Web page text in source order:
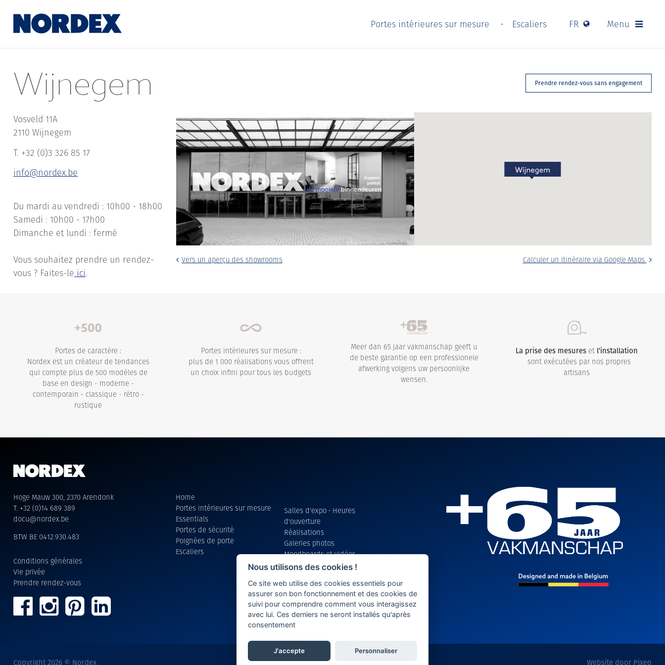
Portes intérieures sur mesure Escaliers FR Menu
Wijnegem Prendre rendez-vous sans engagement
Vosveld 11A
2110 Wijnegem
T. +32 (0)3 326 85 17
info@nordex.be
Du mardi au vendredi : 10h00 - 18h00
Samedi : 10h00 - 17h00
Dimanche et lundi : fermé
Vous souhaitez prendre un rendez-
vous ? Faites-le ici.
Vers un aperçu des showrooms Calculer un itinéraire via Google Maps
Portes de caractère :
Nordex est un créateur de tendances
qui compte plus de 500 modèles de
base en design - moderne -
contemporain - classique - rétro -
rustique
Portes intérieures sur mesure :
plus de 1 000 réalisations vous offrent
un choix infini pour tous les budgets
Meer dan 65 jaar vakmanschap geeft u
de beste garantie op een professionele
afwerking volgens uw persoonlijke
wensen.
La prise des mesures et l’installation
sont exécutées par nos propres
artisans
Hoge Mauw 300, 2370 Arendonk
T. +32 (0)14 689 389
docu@nordex.be
BTW BE 0412.930.483
Conditions générales
Vie privée
Prendre rendez-vous
Home
Portes intérieures sur mesure
Essentials
Portes de sécurité
Poignées de porte
Escaliers
Salles d'expo • Heures
d'ouverture
Réalisations
Galeries photos
Moodboards et vidéos
d’inspiration
Service après-vente
Copyright 2026 © Nordex Website door Pixeo
Nous utilisons des cookies !
Ce site web utilise des cookies essentiels pour
assurer son bon fonctionnement et des cookies de
suivi pour comprendre comment vous interagissez
avec lui. Ces derniers ne seront installés qu'après
consentement
J'accepte Personnaliser